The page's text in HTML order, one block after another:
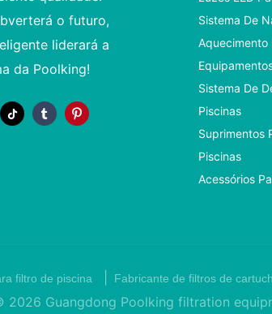
o futuro,
liderará a
da Poolking!
Sistema De
Aquecimento
Sistema De
Piscinas
Suprimentos
Piscinas
Acessórios
filtro de piscina Fabricante de filtros de
2026 Guangdong Poolking filtration